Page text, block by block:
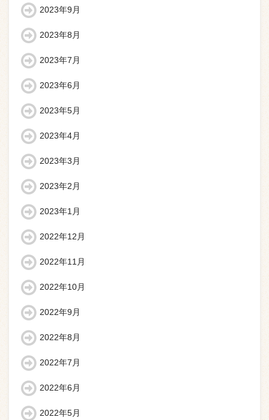
2023年9月
2023年8月
2023年7月
2023年6月
2023年5月
2023年4月
2023年3月
2023年2月
2023年1月
2022年12月
2022年11月
2022年10月
2022年9月
2022年8月
2022年7月
2022年6月
2022年5月